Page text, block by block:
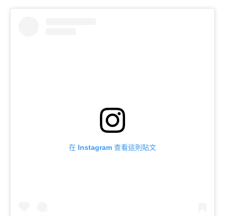
在 Instagram 查看這則貼文